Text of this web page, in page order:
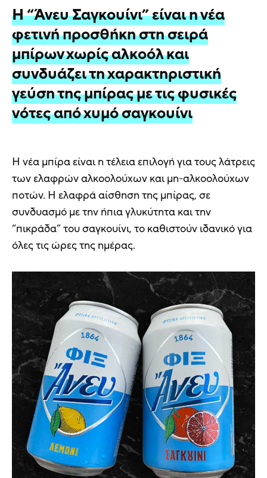
H “Άνευ Σαγκουίνι” είναι η νέα
φετινή προσθήκη στη σειρά
μπίρων χωρίς αλκοόλ και
συνδυάζει τη χαρακτηριστική
γεύση της μπίρας με τις φυσικές
νότες από χυμό σαγκουίνι
Η νέα μπίρα είναι η τέλεια επιλογή για τους λάτρεις
των ελαφρών αλκοολούχων και μη-αλκοολούχων
ποτών. Η ελαφρά αίσθηση της μπίρας, σε
συνδυασμό με την ήπια γλυκύτητα και την
“πικράδα” του σαγκουίνι, το καθιστούν ιδανικό για
όλες τις ώρες της ημέρας.